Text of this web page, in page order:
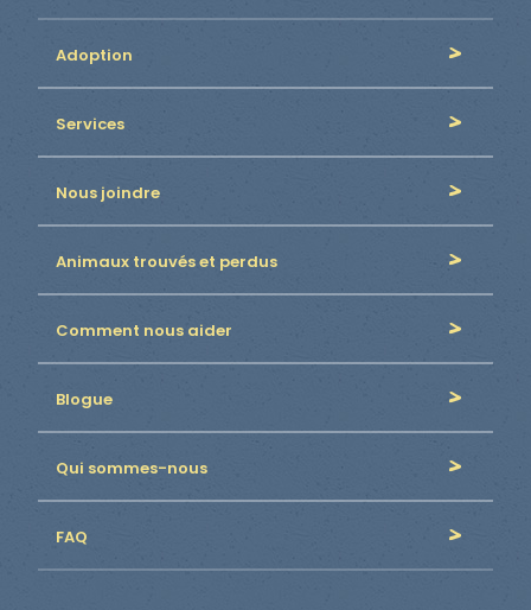
Adoption
Services
Nous joindre
Animaux trouvés et perdus
Comment nous aider
Blogue
Qui sommes-nous
FAQ